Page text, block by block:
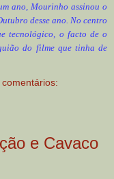
ano, Mourinho assinou o
desse ano. No centro
tecnológico, o facto de o
do filme que tinha de
comentários:
e Cavaco